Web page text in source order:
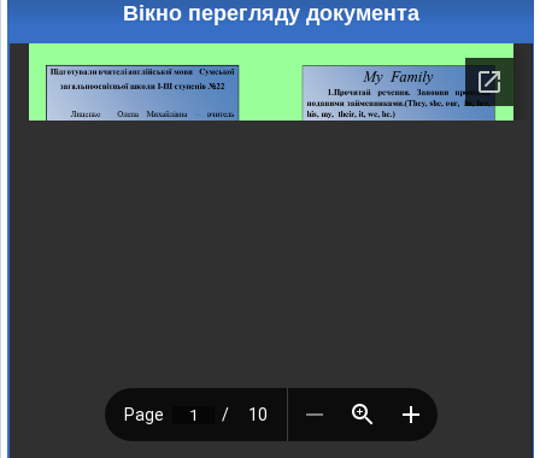
Вікно перегляду документа